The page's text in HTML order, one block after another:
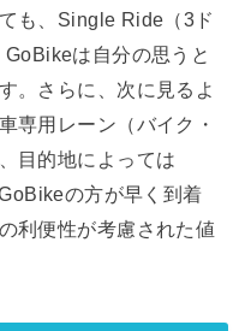
も、Single Ride（3ド
は自分の思うと
。さらに、次に見るよ
専用レーン（バイク・
目的地によっては
の方が早く到着
利便性が考慮された値